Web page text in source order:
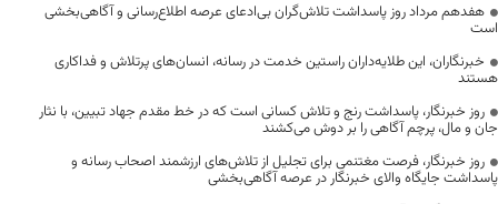
هفدهم مرداد روز پاسداشت تلاش‌گران بی‌ادعای عرصه اطلاع‌رسانی و آگاهی‌بخشی
است
خبرنگاران، این طلایه‌داران راستین خدمت در رسانه، انسان‌های پرتلاش و فداکاری
هستند
روز خبرنگار، پاسداشت رنج و تلاش کسانی است که در خط مقدم جهاد تبیین، با نثار
جان و مال، پرچم آگاهی را بر دوش می‌کشند
روز خبرنگار، فرصت مغتنمی برای تجلیل از تلاش‌های ارزشمند اصحاب رسانه و
پاسداشت جایگاه والای خبرنگار در عرصه آگاهی‌بخشی